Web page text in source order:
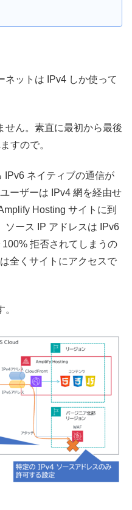
ネットは IPv4 しか使って
せん。素直に最初から最後
すので。
IPv6 ネイティブの通信が
ーザーは IPv4 網を経由せ
Hosting サイトに到
ソース IP アドレスは IPv6
拒否されてしまうの
全くサイトにアクセスで